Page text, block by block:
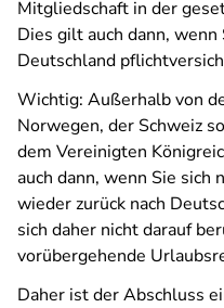
Mitgliedschaft in der
Dies gilt auch dann,
Deutschland
Wichtig: Außerhalb von
Norwegen, der Schweiz
dem Vereinigten
auch dann, wenn Sie sich
wieder zurück nach
sich daher nicht darauf
vorübergehende
Daher ist der Abschluss